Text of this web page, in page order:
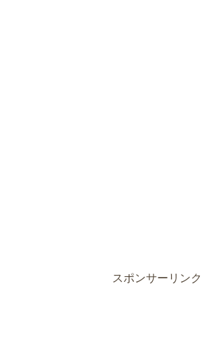
スポンサーリンク